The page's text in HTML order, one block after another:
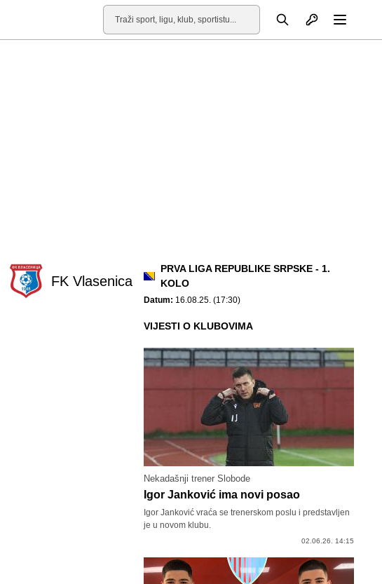
Pretraga Otvori profil
FK Vlasenica
PRVA LIGA REPUBLIKE SRPSKE - 1.
KOLO
Datum: 16.08.25. (17:30)
VIJESTI O KLUBOVIMA
Nekadašnji trener Slobode
Igor Janković ima novi posao
Igor Janković vraća se trenerskom poslu i predstavljen
je u novom klubu.
02.06.26. 14:15